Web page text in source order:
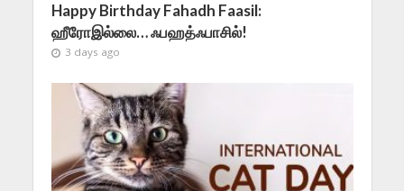
Happy Birthday Fahadh Faasil:
ஹீரோஇல்லை… ஃபஹத்ஃபாசில்!
3 days ago